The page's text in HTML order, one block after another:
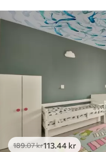
189.07kr113.44 kr